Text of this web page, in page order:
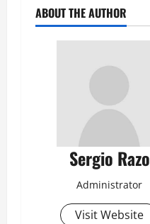
ABOUT THE AUTHOR
Sergio Razo
Administrator
Visit Website